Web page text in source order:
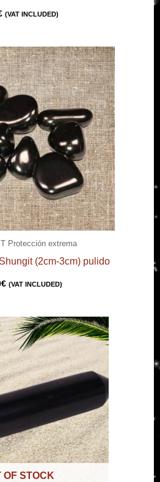
(VAT INCLUDED)
Protección extrema
(2cm-3cm) pulido
€ (VAT INCLUDED)
OF STOCK